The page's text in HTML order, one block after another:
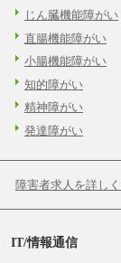
じん臓機能障がい
直腸機能障がい
小腸機能障がい
知的障がい
精神障がい
発達障がい
障害者求人を詳し
IT/情報通信